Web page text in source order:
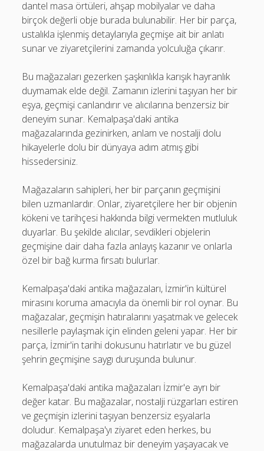
dantel masa örtüleri, ahşap mobilyalar ve daha
birçok değerli obje burada bulunabilir. Her bir parça,
ustalıkla işlenmiş detaylarıyla geçmişe ait bir anlatı
sunar ve ziyaretçilerini zamanda yolculuğa çıkarır.
Bu mağazaları gezerken şaşkınlıkla karışık hayranlık
duymamak elde değil. Zamanın izlerini taşıyan her bir
eşya, geçmişi canlandırır ve alıcılarına benzersiz bir
deneyim sunar. Kemalpaşa'daki antika
mağazalarında gezinirken, anlam ve nostalji dolu
hikayelerle dolu bir dünyaya adım atmış gibi
hissedersiniz.
Mağazaların sahipleri, her bir parçanın geçmişini
bilen uzmanlardır. Onlar, ziyaretçilere her bir objenin
kökeni ve tarihçesi hakkında bilgi vermekten mutluluk
duyarlar. Bu şekilde alıcılar, sevdikleri objelerin
geçmişine dair daha fazla anlayış kazanır ve onlarla
özel bir bağ kurma fırsatı bulurlar.
Kemalpaşa'daki antika mağazaları, İzmir'in kültürel
mirasını koruma amacıyla da önemli bir rol oynar. Bu
mağazalar, geçmişin hatıralarını yaşatmak ve gelecek
nesillerle paylaşmak için elinden geleni yapar. Her bir
parça, İzmir'in tarihi dokusunu hatırlatır ve bu güzel
şehrin geçmişine saygı duruşunda bulunur.
Kemalpaşa'daki antika mağazaları İzmir'e ayrı bir
değer katar. Bu mağazalar, nostalji rüzgarları estiren
ve geçmişin izlerini taşıyan benzersiz eşyalarla
doludur. Kemalpaşa'yı ziyaret eden herkes, bu
mağazalarda unutulmaz bir deneyim yaşayacak ve